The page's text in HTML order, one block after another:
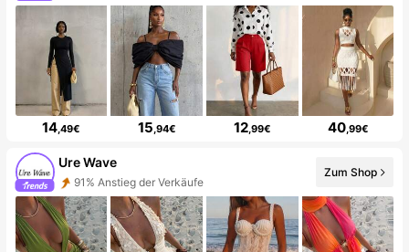
14,49€ 15,94€ 12,99€ 40,99€
Ure Wave
91% Anstieg der Verkäufe
Zum Shop